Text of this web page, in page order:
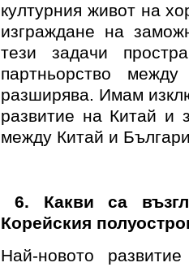
културния живот на
изграждане на
тези задачи
партньорство
разширява. Имам
развитие на Китай и
между Китай и
6. Какви са
Корейския
Най-новото